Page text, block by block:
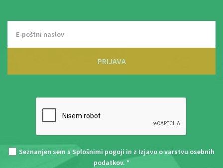
PRIJAVA
Seznanjen sem s Splošnimi pogoji in z Izjavo o varstvu osebnih
podatkov. *